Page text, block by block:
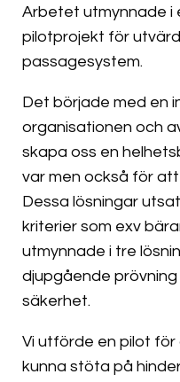
Arbetet utmynnade i
pilotprojekt för
passagesystem.
Det började med en
organisationen och
skapa oss en
var men också för att
Dessa lösningar
kriterier som exv
utmynnade i tre
djupgående
säkerhet.
Vi utförde en pilot för
kunna stöta på